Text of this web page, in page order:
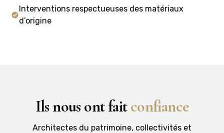
Interventions respectueuses des matériaux
d’origine
Ils nous ont faitconfiance
Architectes du patrimoine, collectivités et